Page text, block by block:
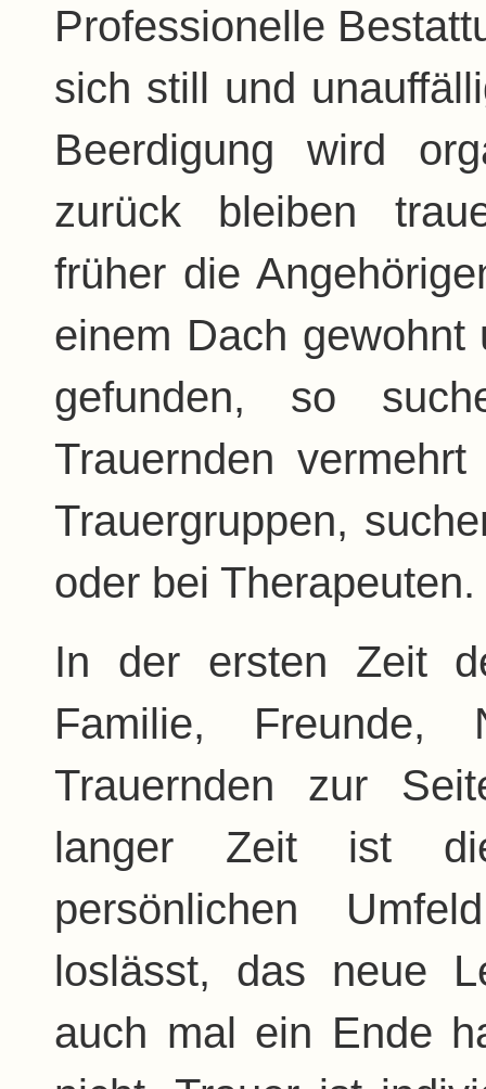
Professionelle
sich still und
Beerdigung wird
zurück bleiben
früher die
einem Dach
gefunden, so
Trauernden
Trauergruppen,
oder bei Therapeuten.
In der ersten Zeit
Familie, Freunde,
Trauernden zur
langer Zeit ist
persönlichen
loslässt, das neue
auch mal ein Ende